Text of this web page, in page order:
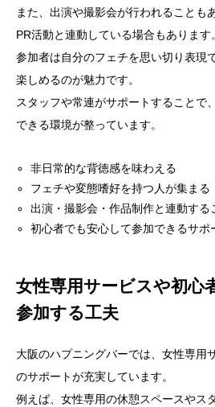
また、出演や撮影会が行われることも
PR活動と連動している場合もあります。
参加者は自分のフェチを思い切り表現
楽しめるのが魅力です。
スタッフや常連がサポートすることで
できる環境が整っています。
非日常的な背徳感を味わえる
フェチや変態嗜好を持つ人が集まる
出演・撮影会・作品制作と連動する
初心者でも安心して参加できるサポ
女性専用サービスや初心
参加する工夫
大阪のハプニングバーでは、女性専用
のサポートが充実しています。
例えば、女性専用の休憩スペースやス